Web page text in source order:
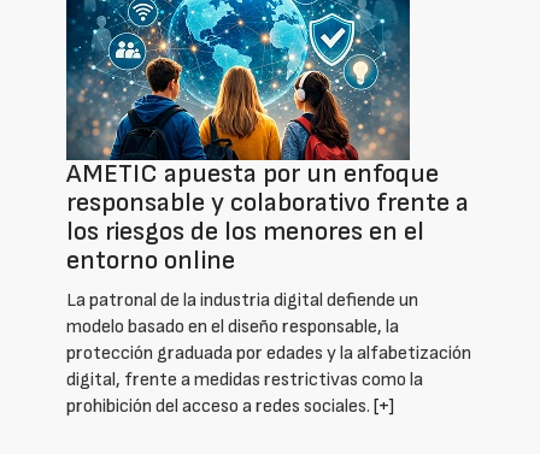
AMETIC apuesta por un enfoque
responsable y colaborativo frente a
los riesgos de los menores en el
entorno online
La patronal de la industria digital defiende un
modelo basado en el diseño responsable, la
protección graduada por edades y la alfabetización
digital, frente a medidas restrictivas como la
prohibición del acceso a redes sociales. [+]